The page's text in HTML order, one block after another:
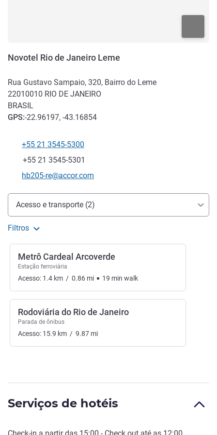
Novotel Rio de Janeiro Leme
Rua Gustavo Sampaio, 320, Bairro do Leme
22010010 RIO DE JANEIRO
BRASIL
GPS:-22.96197, -43.16854
Telefone
+55 21 3545-5300
Fax
+55 21 3545-5301
E-mail de contato
hb205-re@accor.com
Acesso e transporte
Acesso e transporte (2)
Filtros
Metrô Cardeal Arcoverde
Estação ferroviária
Acesso: 1.4 km / 0.86 mi 19 min walk
Rodoviária do Rio de Janeiro
Parada de ônibus
Acesso: 15.9 km / 9.87 mi
Serviços de hotéis